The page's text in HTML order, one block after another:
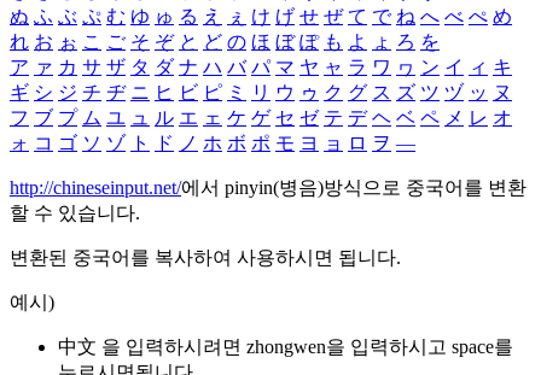
ぬ ふ ぶ ぷ む ゆ ゅ る え ぇ け げ せ ぜ て で ね へ べ ぺ め
れ お ぉ こ ご そ ぞ と ど の ほ ぼ ぽ も よ ょ ろ を
ア ァ カ サ ザ タ ダ ナ ハ バ パ マ ヤ ャ ラ ワ ヮ ン イ ィ キ
ギ シ ジ チ ヂ ニ ヒ ビ ピ ミ リ ウ ゥ ク グ ス ズ ツ ヅ ッ ヌ
フ ブ プ ム ユ ュ ル エ ェ ケ ゲ セ ゼ テ デ ヘ ベ ペ メ レ オ
ォ コ ゴ ソ ゾ ト ド ノ ホ ボ ポ モ ヨ ョ ロ ヲ ―
http://chineseinput.net/에서 pinyin(병음)방식으로 중국어를 변환
할 수 있습니다.
변환된 중국어를 복사하여 사용하시면 됩니다.
예시)
中文 을 입력하시려면 zhongwen을 입력하시고 space를